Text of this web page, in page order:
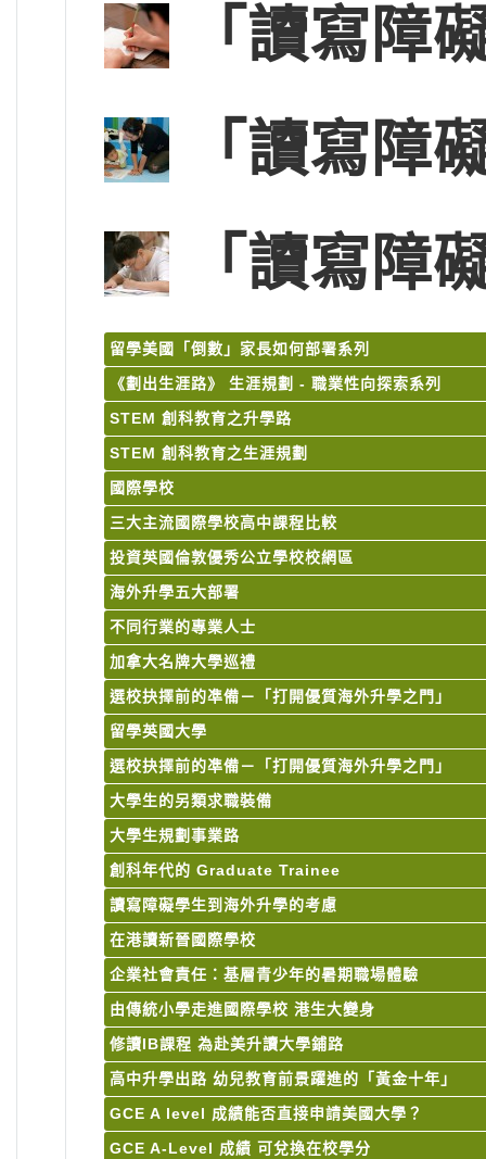
「讀寫障
「讀寫障
「讀寫障
留學美國「倒數」家長如何部署系列
《劃出生涯路》 生涯規劃 - 職業性向探索系列
STEM 創科教育之升學路
STEM 創科教育之生涯規劃
國際學校
三大主流國際學校高中課程比較
投資英國倫敦優秀公立學校校網區
海外升學五大部署
不同行業的專業人士
加拿大名牌大學巡禮
選校抉擇前的凖備－「打開優質海外升學之門」
留學英國大學
選校抉擇前的凖備－「打開優質海外升學之門」
大學生的另類求職裝備
大學生規劃事業路
創科年代的 Graduate Trainee
讀寫障礙學生到海外升學的考慮
在港讀新晉國際學校
企業社會責任：基層青少年的暑期職場體驗
由傳統小學走進國際學校 港生大變身
修讀IB課程 為赴美升讀大學鋪路
高中升學出路 幼兒教育前景躍進的「黃金十年」
GCE A level 成績能否直接申請美國大學？
GCE A-Level 成績 可兌換在校學分